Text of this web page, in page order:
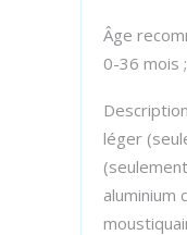
Âge
0-36 mois ;
Description
léger
aluminium